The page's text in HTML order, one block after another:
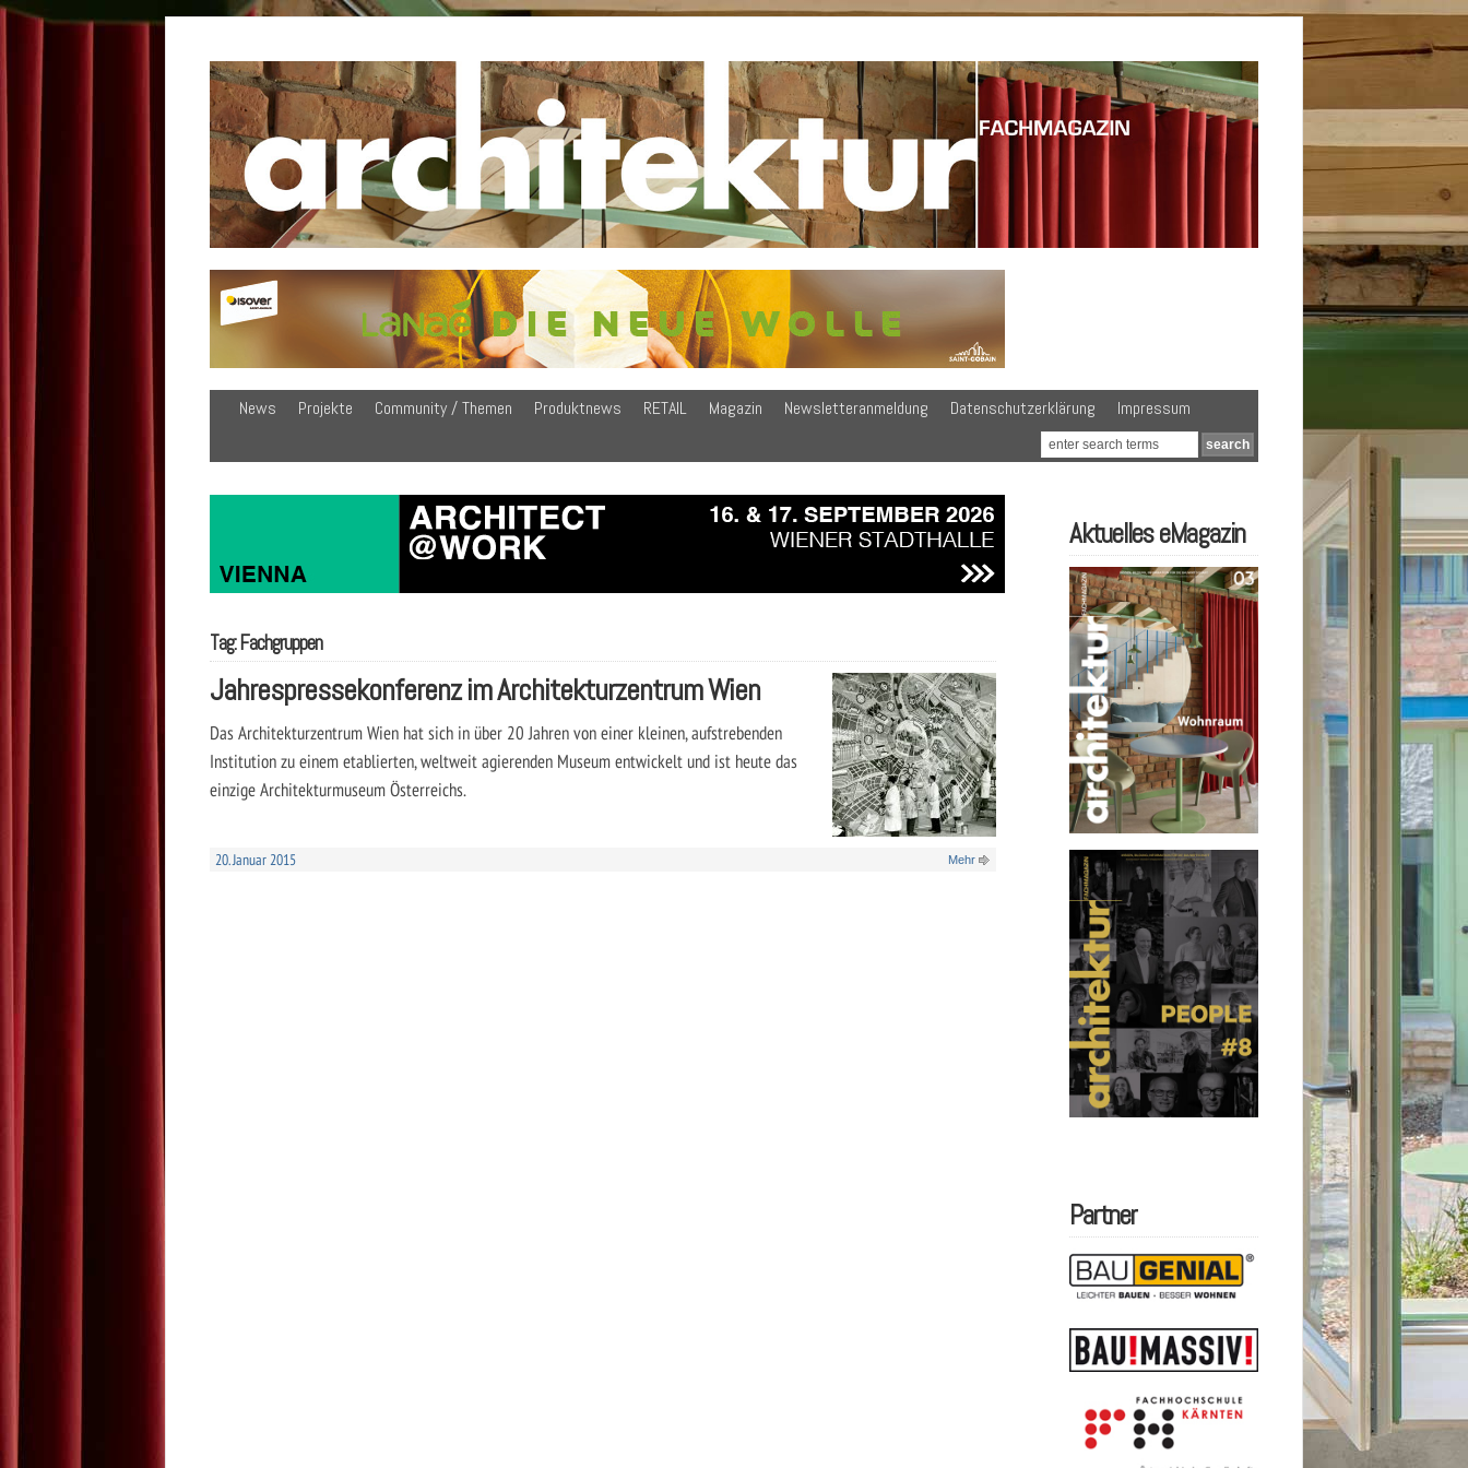
News Projekte Community / Themen Produktnews RETAIL Magazin Newsletteranmeldung Datenschutzerklärung Impressum
Tag: Fachgruppen
Jahrespressekonferenz im Architekturzentrum Wien
Das Architekturzentrum Wien hat sich in über 20 Jahren von einer kleinen, aufstrebenden
Institution zu einem etablierten, weltweit agierenden Museum entwickelt und ist heute das
einzige Architekturmuseum Österreichs.
20. Januar 2015 Mehr
Aktuelles eMagazin
Partner